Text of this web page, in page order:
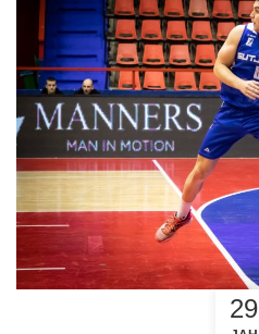
29